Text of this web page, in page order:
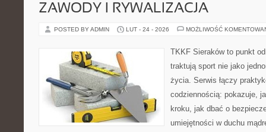
ZAWODY I RYWALIZACJA
POSTED BY ADMIN LUT - 24 - 2026 MOŻLIWOŚĆ
TKKF Sieraków to punkt
traktują sport nie jako
życia. Serwis łączy
codziennością: pokazuje,
kroku, jak dbać o
umiejętności w duchu